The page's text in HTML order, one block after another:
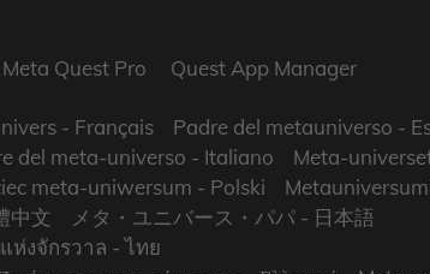
Meta Quest Pro Quest App Manager
- Français Padre del metauniverso -
del meta-universo - Italiano Meta-
meta-uniwersum - Polski
中文 メタ・ユニバース・パパ- 日本語
ห่งจักรวาล - ไทย